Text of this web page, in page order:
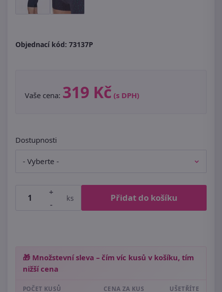
Objednací kód: 73137P
Vaše cena: 319 Kč (s DPH)
Dostupnosti
+
-
ks Přidat do košíku
🎁 Množstevní sleva – čím víc kusů v košíku, tím
nižší cena
POČET KUSŮ CENA ZA KUS UŠETŘÍTE